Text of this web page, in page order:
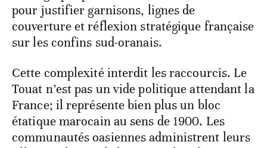
pour justifier garnisons, lignes de
couverture et réflexion stratégique française
sur les confins sud-oranais.
Cette complexité interdit les raccourcis. Le
Touat n’est pas un vide politique attendant la
France; il représente bien plus un bloc
étatique marocain au sens de 1900. Les
communautés oasiennes administrent leurs